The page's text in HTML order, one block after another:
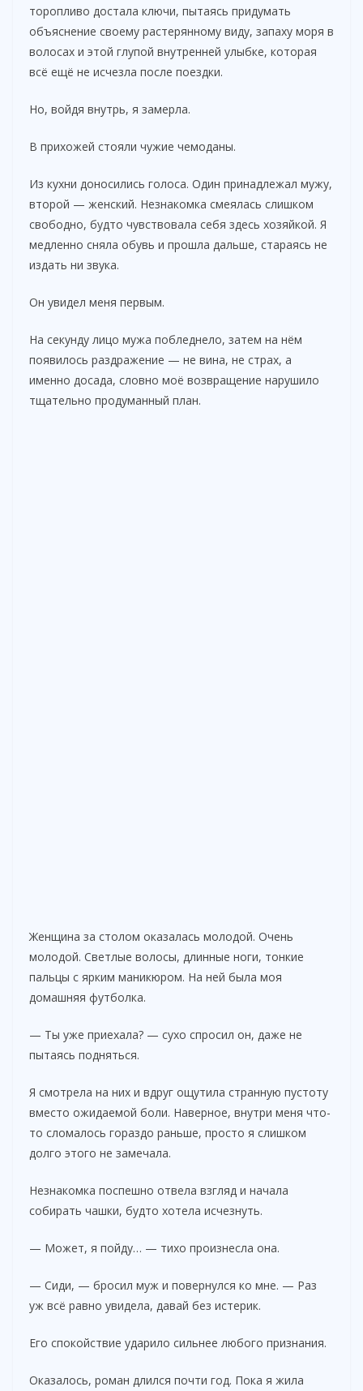
торопливо достала ключи, пытаясь придумать
объяснение своему растерянному виду, запаху моря в
волосах и этой глупой внутренней улыбке, которая
всё ещё не исчезла после поездки.
Но, войдя внутрь, я замерла.
В прихожей стояли чужие чемоданы.
Из кухни доносились голоса. Один принадлежал мужу,
второй — женский. Незнакомка смеялась слишком
свободно, будто чувствовала себя здесь хозяйкой. Я
медленно сняла обувь и прошла дальше, стараясь не
издать ни звука.
Он увидел меня первым.
На секунду лицо мужа побледнело, затем на нём
появилось раздражение — не вина, не страх, а
именно досада, словно моё возвращение нарушило
тщательно продуманный план.
Женщина за столом оказалась молодой. Очень
молодой. Светлые волосы, длинные ноги, тонкие
пальцы с ярким маникюром. На ней была моя
домашняя футболка.
— Ты уже приехала? — сухо спросил он, даже не
пытаясь подняться.
Я смотрела на них и вдруг ощутила странную пустоту
вместо ожидаемой боли. Наверное, внутри меня что-
то сломалось гораздо раньше, просто я слишком
долго этого не замечала.
Незнакомка поспешно отвела взгляд и начала
собирать чашки, будто хотела исчезнуть.
— Может, я пойду… — тихо произнесла она.
— Сиди, — бросил муж и повернулся ко мне. — Раз
уж всё равно увидела, давай без истерик.
Его спокойствие ударило сильнее любого признания.
Оказалось, роман длился почти год. Пока я жила